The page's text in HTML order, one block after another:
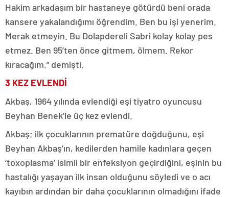
Hakim arkadaşım bir hastaneye götürdü beni orada
kansere yakalandığımı öğrendim. Ben bu işi yenerim.
Merak etmeyin. Bu Dolapdereli Sabri kolay kolay pes
etmez. Ben 95’ten önce gitmem, ölmem. Rekor
kıracağım.” demişti.
3 KEZ EVLENDİ
Akbaş, 1964 yılında evlendiği eşi tiyatro oyuncusu
Beyhan Benek’le üç kez evlendi.
Akbaş; ilk çocuklarının prematüre doğduğunu, eşi
Beyhan Akbaş’ın, kedilerden hamile kadınlara geçen
‘toxoplasma’ isimli bir enfeksiyon geçirdiğini, eşinin bu
hastalığı yaşayan ilk insan olduğunu söyledi ve o acı
kayıbın ardından bir daha çocuklarının olmadığını ifade